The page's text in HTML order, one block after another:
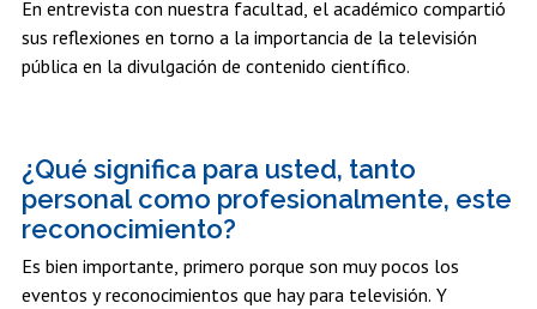
En entrevista con nuestra facultad, el académico compartió
sus reflexiones en torno a la importancia de la televisión
pública en la divulgación de contenido científico.
¿Qué significa para usted, tanto
personal como profesionalmente, este
reconocimiento?
Es bien importante, primero porque son muy pocos los
eventos y reconocimientos que hay para televisión. Y